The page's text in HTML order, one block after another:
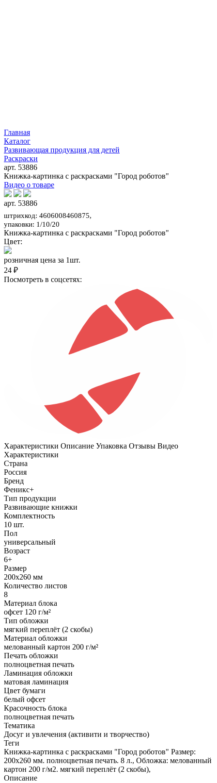
Главная
Каталог
Развивающая продукция для детей
Раскраски
арт. 53886
Книжка-картинка с раскрасками "Город роботов"
Видео о товаре
арт. 53886
штрихкод: 4606008460875,
упаковки: 1/10/20
Книжка-картинка с раскрасками "Город роботов"
Цвет:
розничная цена за 1шт.
24 ₽
Посмотреть в соцсетях:
Характеристики Описание Упаковка Отзывы Видео
Характеристики
Страна
Россия
Бренд
Феникс+
Тип продукции
Развивающие книжки
Комплектность
10 шт.
Пол
универсальный
Возраст
6+
Размер
200х260 мм
Количество листов
8
Материал блока
офсет 120 г/м²
Тип обложки
мягкий переплёт (2 скобы)
Материал обложки
мелованный картон 200 г/м²
Печать обложки
полноцветная печать
Ламинация обложки
матовая ламинация
Цвет бумаги
белый офсет
Красочность блока
полноцветная печать
Тематика
Досуг и увлечения (активити и творчество)
Теги
Книжка-картинка с раскрасками "Город роботов" Размер:
200х260 мм. полноцветная печать. 8 л., Обложка: мелованный
картон 200 г/м2. мягкий переплёт (2 скобы),
Описание